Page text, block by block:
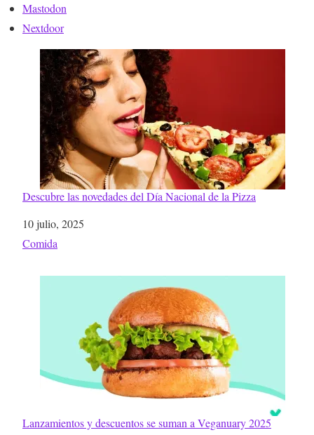
Mastodon
Nextdoor
Descubre las novedades del Día Nacional de la Pizza
Fecha
10 julio, 2025
Respecto a
Comida
Lanzamientos y descuentos se suman a Veganuary 2025